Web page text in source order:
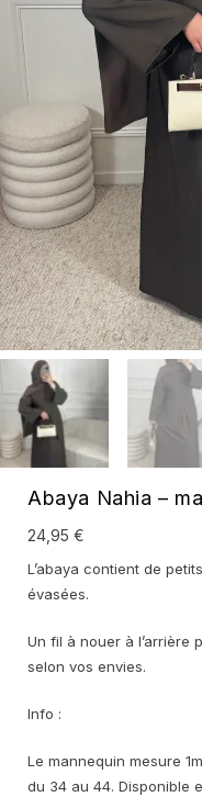
Abaya Nahia –
24,95 €
L’abaya contient de
évasées.
Un fil à nouer à l’arrière
selon vos envies.
Info :
Le mannequin mesure
du 34 au 44. Disponible